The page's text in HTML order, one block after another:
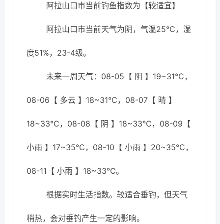
阿拉山口市当前钓鱼指数为【较适宜】
阿拉山口市当前天气为阴，气温25℃，湿
度51%，23-4级。
未来一周天气：08-05【 阴 】19~31℃，
08-06【 多云 】18~31℃，08-07【 晴 】
18~33℃，08-08【 阴 】18~33℃，08-09【
小雨 】17~35℃，08-10【 小雨 】20~35℃，
08-11【 小雨 】18~33℃。
根据实时生活指数。较适合垂钓，但天气
稍热，会对垂钓产生一定的影响。